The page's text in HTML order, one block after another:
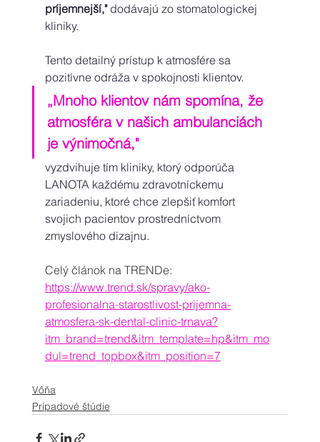
príjemnejší," dodávajú zo stomatologickej
kliniky.
Tento detailný prístup k atmosfére sa
pozitívne odráža v spokojnosti klientov.
„Mnoho klientov nám spomína, že
atmosféra v našich ambulanciách
je výnimočná,"
vyzdvihuje tím kliniky, ktorý odporúča
LANOTA každému zdravotníckemu
zariadeniu, ktoré chce zlepšiť komfort
svojich pacientov prostredníctvom
zmyslového dizajnu.
Celý článok na TRENDe:
https://www.trend.sk/spravy/ako-
profesionalna-starostlivost-prijemna-
atmosfera-sk-dental-clinic-trnava?
itm_brand=trend&itm_template=hp&itm_mo
dul=trend_topbox&itm_position=7
Vôňa
Prípadové štúdie